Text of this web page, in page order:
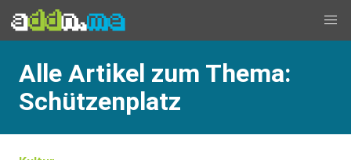
Alle Artikel zum Thema:
Schützenplatz